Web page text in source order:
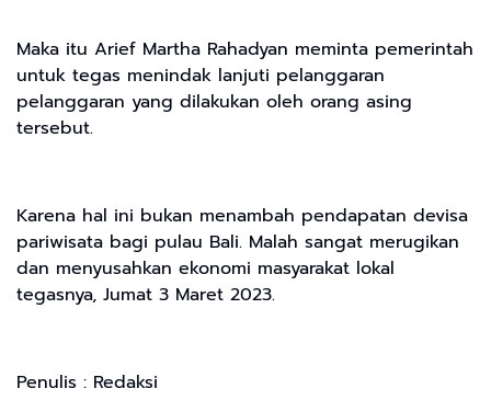
Maka itu Arief Martha Rahadyan meminta pemerintah
untuk tegas menindak lanjuti pelanggaran
pelanggaran yang dilakukan oleh orang asing
tersebut.
Karena hal ini bukan menambah pendapatan devisa
pariwisata bagi pulau Bali. Malah sangat merugikan
dan menyusahkan ekonomi masyarakat lokal
tegasnya, Jumat 3 Maret 2023.
Penulis : Redaksi